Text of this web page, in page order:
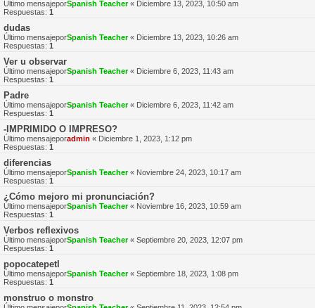
Último mensajeporSpanish Teacher« Diciembre 13, 2023, 10:50 am
Respuestas: 1
dudas
Último mensajeporSpanish Teacher« Diciembre 13, 2023, 10:26 am
Respuestas: 1
Ver u observar
Último mensajeporSpanish Teacher« Diciembre 6, 2023, 11:43 am
Respuestas: 1
Padre
Último mensajeporSpanish Teacher« Diciembre 6, 2023, 11:42 am
Respuestas: 1
-IMPRIMIDO O IMPRESO?
Último mensajeporadmin « Diciembre 1, 2023, 1:12 pm
Respuestas: 1
diferencias
Último mensajeporSpanish Teacher« Noviembre 24, 2023, 10:17 am
Respuestas: 1
¿Cómo mejoro mi pronunciación?
Último mensajeporSpanish Teacher« Noviembre 16, 2023, 10:59 am
Respuestas: 1
Verbos reflexivos
Último mensajeporSpanish Teacher« Septiembre 20, 2023, 12:07 pm
Respuestas: 1
popocatepetl
Último mensajeporSpanish Teacher« Septiembre 18, 2023, 1:08 pm
Respuestas: 1
monstruo o monstro